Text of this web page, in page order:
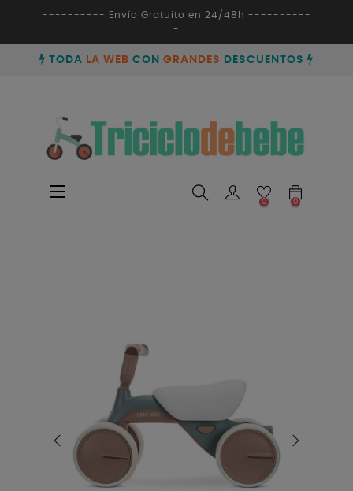
---------- Envío Gratuito en 24/48h ----------
-
TODA LA WEB CON GRANDES DESCUENTOS
Navegación
☰
0 0